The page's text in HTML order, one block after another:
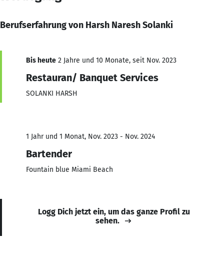
Berufserfahrung von Harsh Naresh Solanki
Bis heute 2 Jahre und 10 Monate, seit Nov. 2023
Restauran/ Banquet Services
SOLANKI HARSH
1 Jahr und 1 Monat, Nov. 2023 - Nov. 2024
Bartender
Fountain blue Miami Beach
Logg Dich jetzt ein, um das ganze Profil zu
sehen.